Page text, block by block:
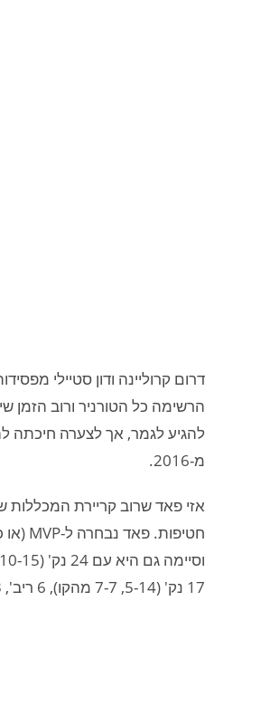
הרשימה כל הטורניר ורוב
להגיע לגמר, אך לצערה חיכתה
מ-2016.
17 נק' (5-14, 7-7 מהקו), 6 ריב', 3 אס', 2 חטיפות.